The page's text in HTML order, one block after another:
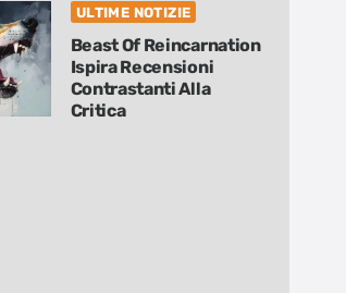
ULTIME NOTIZIE
Beast Of Reincarnation
Ispira Recensioni
Contrastanti Alla
Critica